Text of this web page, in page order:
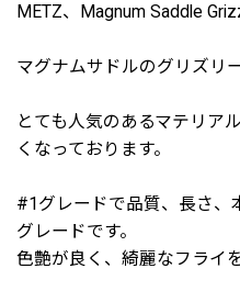
METZ、Magnum Saddle
マグナムサドルのグリズリ
とても人気のあるマテリア
くなっております。
#1グレードで品質、長さ、
グレードです。
色艶が良く、綺麗なフライ